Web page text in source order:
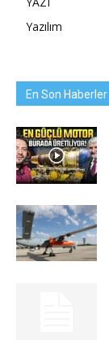
Yazılım
En Son Haberler